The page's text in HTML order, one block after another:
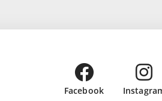
Facebook